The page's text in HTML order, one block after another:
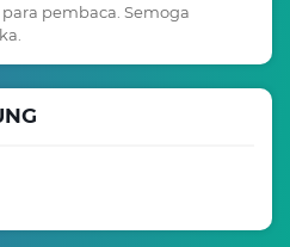
pembaca. Semoga